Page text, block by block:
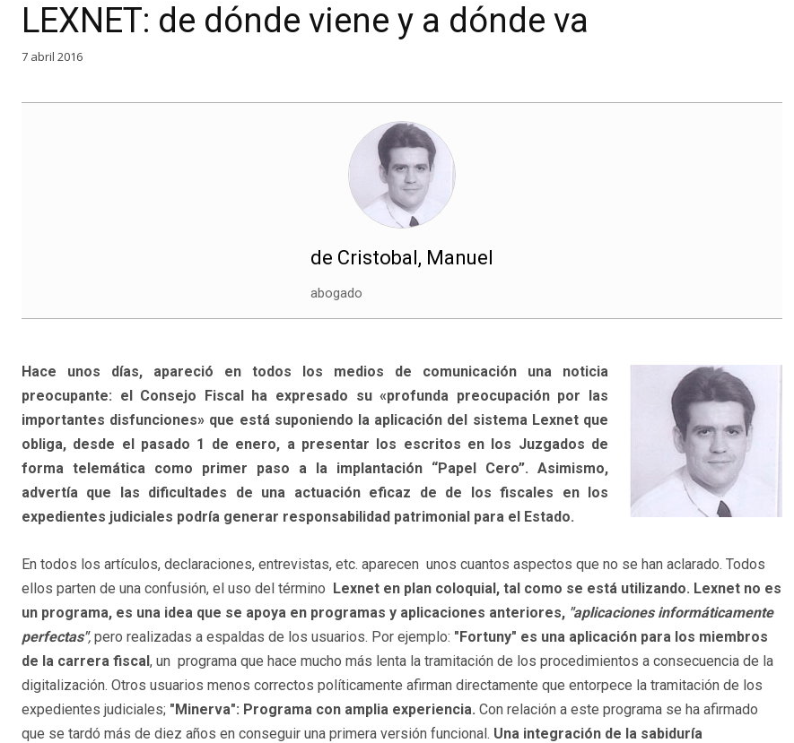
LEXNET: de dónde viene y a dónde va
7 abril 2016
de Cristobal, Manuel
abogado
Hace unos días, apareció en todos los medios de comunicación una noticia
preocupante: el Consejo Fiscal ha expresado su «profunda preocupación por las
importantes disfunciones» que está suponiendo la aplicación del sistema Lexnet que
obliga, desde el pasado 1 de enero, a presentar los escritos en los Juzgados de
forma telemática como primer paso a la implantación “Papel Cero”. Asimismo,
advertía que las dificultades de una actuación eficaz de de los fiscales en los
expedientes judiciales podría generar responsabilidad patrimonial para el Estado.
En todos los artículos, declaraciones, entrevistas, etc. aparecen unos cuantos aspectos que no se han aclarado. Todos
ellos parten de una confusión, el uso del término Lexnet en plan coloquial, tal como se está utilizando. Lexnet no es
un programa, es una idea que se apoya en programas y aplicaciones anteriores, "aplicaciones informáticamente
perfectas", pero realizadas a espaldas de los usuarios. Por ejemplo: "Fortuny" es una aplicación para los miembros
de la carrera fiscal, un programa que hace mucho más lenta la tramitación de los procedimientos a consecuencia de la
digitalización. Otros usuarios menos correctos políticamente afirman directamente que entorpece la tramitación de los
expedientes judiciales; "Minerva": Programa con amplia experiencia. Con relación a este programa se ha afirmado
que se tardó más de diez años en conseguir una primera versión funcional. Una integración de la sabiduría